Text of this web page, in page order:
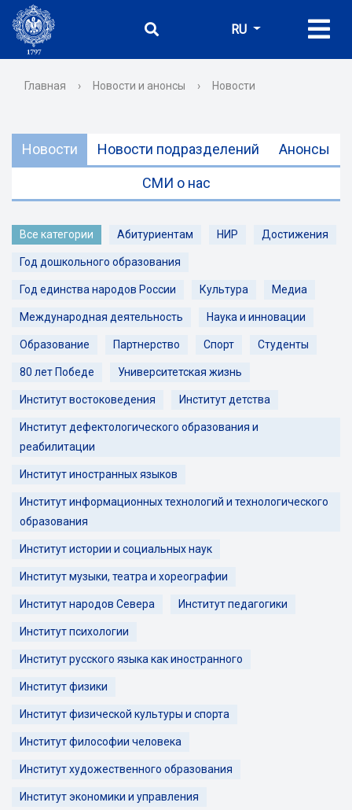
RU
Главная › Новости и анонсы › Новости
Новости Новости подразделений Анонсы
СМИ о нас
Все категории Абитуриентам НИР Достижения
Год дошкольного образования
Год единства народов России Культура Медиа
Международная деятельность Наука и инновации
Образование Партнерство Спорт Студенты
80 лет Победе Университетская жизнь
Институт востоковедения Институт детства
Институт дефектологического образования и
реабилитации
Институт иностранных языков
Институт информационных технологий и технологического
образования
Институт истории и социальных наук
Институт музыки, театра и хореографии
Институт народов Севера Институт педагогики
Институт психологии
Институт русского языка как иностранного
Институт физики
Институт физической культуры и спорта
Институт философии человека
Институт художественного образования
Институт экономики и управления